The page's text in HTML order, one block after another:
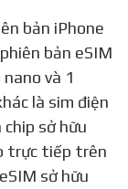
bản eSIM
và 1
là sim điện
sở hữu
trực tiếp trên
sở hữu